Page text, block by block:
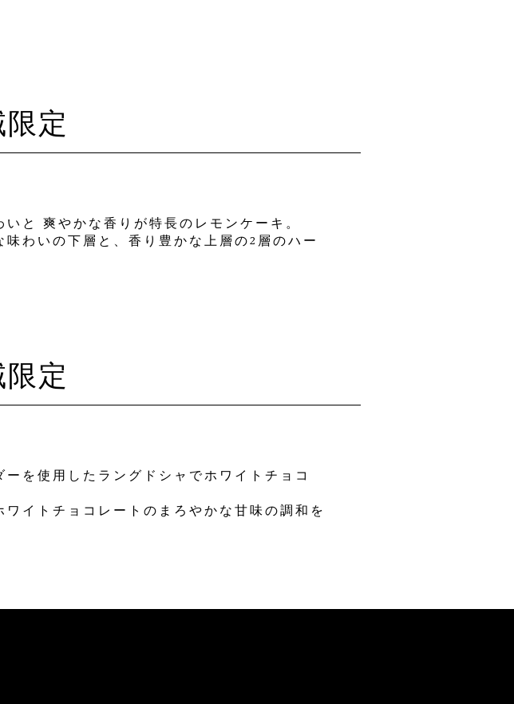
定
と 爽やかな香りが特長のレモンケーキ。
わいの下層と、香り豊かな上層の2層のハー
定
を使用したラングドシャでホワイトチョコ
イトチョコレートのまろやかな甘味の調和を